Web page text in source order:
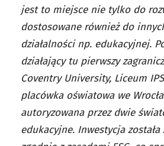
jest to miejsce nie tylko do
dostosowane również do
działalności np. edukacyjnej.
działający tu pierwszy
Coventry University, Liceum
placówka oświatowa we
autoryzowana przez dwie
edukacyjne. Inwestycja